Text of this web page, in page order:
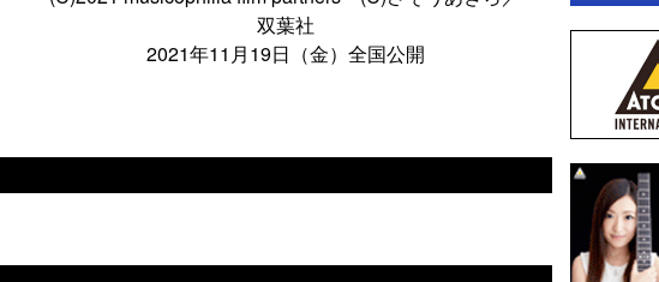
双葉社
2021年11月19日（金）全国公開